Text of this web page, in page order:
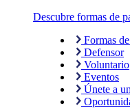
Descubre formas de
Formas
Defensor
Voluntario
Eventos
Únete a